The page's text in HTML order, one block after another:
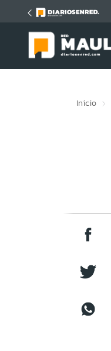
Inicio